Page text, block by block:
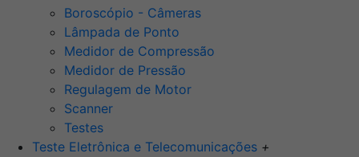
Boroscópio - Câmeras
Lâmpada de Ponto
Medidor de Compressão
Medidor de Pressão
Regulagem de Motor
Scanner
Testes
Teste Eletrônica e Telecomunicações +